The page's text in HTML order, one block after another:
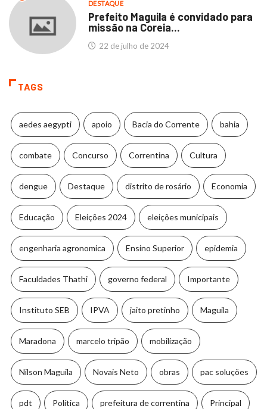
DESTAQUE
Prefeito Maguila é convidado para
missão na Coreia...
22 de julho de 2024
TAGS
aedes aegypti apoio Bacia do Corrente bahia
combate Concurso Correntina Cultura
dengue Destaque distrito de rosário Economia
Educação Eleições 2024 eleições municipais
engenharia agronomica Ensino Superior epidemia
Faculdades Thathi governo federal Importante
Instituto SEB IPVA jaito pretinho Maguila
Maradona marcelo tripão mobilização
Nilson Maguila Novais Neto obras pac soluções
pdt Política prefeitura de correntina Principal